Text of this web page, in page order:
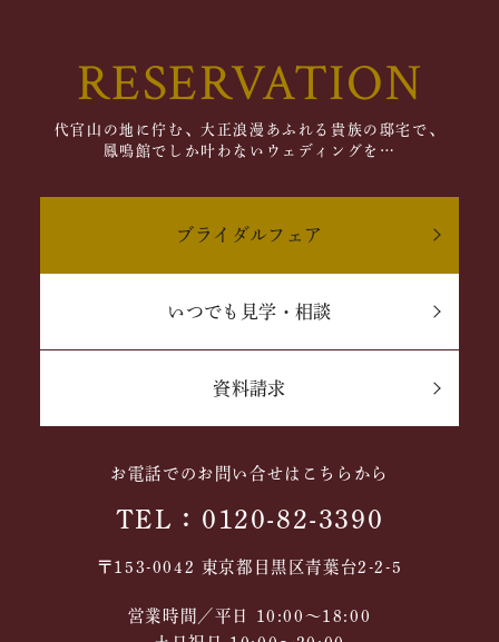
RESERVATION
代官山の地に佇む、大正浪漫あふれる貴族の邸宅で、
鳳鳴館でしか叶わないウェディングを…
ブライダルフェア
いつでも見学・相談
資料請求
お電話でのお問い合せはこちらから
TEL：0120-82-3390
〒153-0042 東京都目黒区青葉台2-2-5
営業時間／平日 10:00～18:00